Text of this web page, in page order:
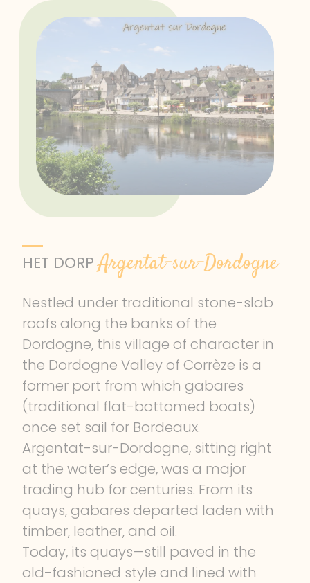
HET DORPArgentat-sur-Dordogne
Nestled under traditional stone-slab
roofs along the banks of the
Dordogne, this village of character in
the Dordogne Valley of Corrèze is a
former port from which gabares
(traditional flat-bottomed boats)
once set sail for Bordeaux.
Argentat-sur-Dordogne, sitting right
at the water’s edge, was a major
trading hub for centuries. From its
quays, gabares departed laden with
timber, leather, and oil.
Today, its quays—still paved in the
old-fashioned style and lined with